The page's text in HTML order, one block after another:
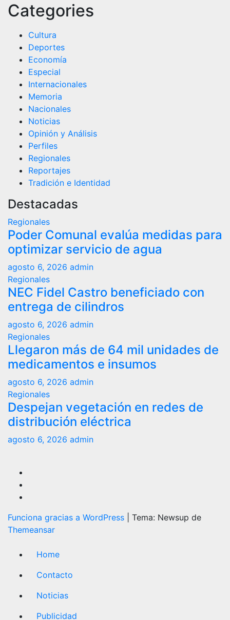
Categories
Cultura
Deportes
Economía
Especial
Internacionales
Memoria
Nacionales
Noticias
Opinión y Análisis
Perfiles
Regionales
Reportajes
Tradición e Identidad
Destacadas
Regionales
Poder Comunal evalúa medidas para
optimizar servicio de agua
agosto 6, 2026 admin
Regionales
NEC Fidel Castro beneficiado con
entrega de cilindros
agosto 6, 2026 admin
Regionales
Llegaron más de 64 mil unidades de
medicamentos e insumos
agosto 6, 2026 admin
Regionales
Despejan vegetación en redes de
distribución eléctrica
agosto 6, 2026 admin
Funciona gracias a WordPress
Tema: Newsup de
Themeansar
Home
Contacto
Noticias
Publicidad